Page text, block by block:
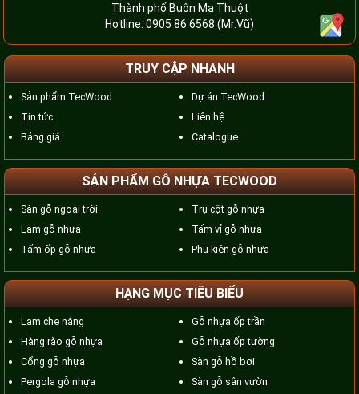
Thành phố Buôn Ma Thuột
Hotline: 0905 86 6568 (Mr.Vũ)
TRUY CẬP NHANH
Sản phẩm TecWood
Tin tức
Bảng giá
Dự án TecWood
Liên hệ
Catalogue
SẢN PHẨM GỖ NHỰA TECWOOD
Sàn gỗ ngoài trời
Lam gỗ nhựa
Tấm ốp gỗ nhựa
Trụ cột gỗ nhựa
Tấm vỉ gỗ nhựa
Phụ kiện gỗ nhựa
HẠNG MỤC TIÊU BIỂU
Lam che nắng
Hàng rào gỗ nhựa
Cổng gỗ nhựa
Pergola gỗ nhựa
Gỗ nhựa ốp trần
Gỗ nhựa ốp tường
Sàn gỗ hồ bơi
Sàn gỗ sân vườn